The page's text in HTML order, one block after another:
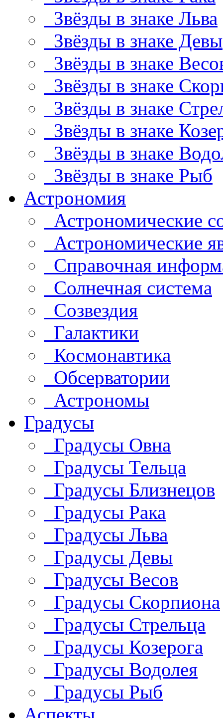
Звёзды в знаке Льва
Звёзды в знаке Девы
Звёзды в знаке
Звёзды в знаке
Звёзды в знаке
Звёзды в знаке
Звёзды в знаке
Звёзды в знаке Рыб
Астрономия
Астрономические
Астрономические
Справочная
Солнечная система
Созвездия
Галактики
Космонавтика
Обсерватории
Астрономы
Градусы
Градусы Овна
Градусы Тельца
Градусы Близнецов
Градусы Рака
Градусы Льва
Градусы Девы
Градусы Весов
Градусы Скорпиона
Градусы Стрельца
Градусы Козерога
Градусы Водолея
Градусы Рыб